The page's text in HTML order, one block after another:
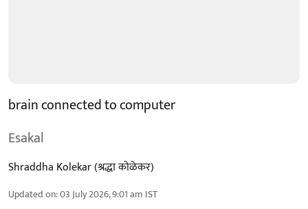
brain connected to computer
Esakal
Shraddha Kolekar (श्रद्धा कोळेकर)
Updated on:03 July 2026, 9:01 am IST